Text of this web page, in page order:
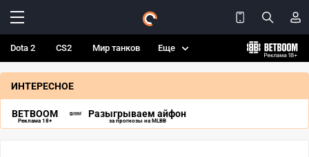
Dota 2 CS2 Мир танков Еще
ИНТЕРЕСНОЕ
BETBOOM
Реклама 18+
Разыгрываем айфон
за прогнозы на MLBB